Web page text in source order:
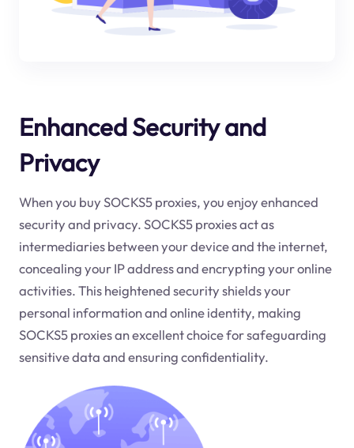
Enhanced Security and
Privacy
When you buy SOCKS5 proxies, you enjoy enhanced
security and privacy. SOCKS5 proxies act as
intermediaries between your device and the internet,
concealing your IP address and encrypting your online
activities. This heightened security shields your
personal information and online identity, making
SOCKS5 proxies an excellent choice for safeguarding
sensitive data and ensuring confidentiality.